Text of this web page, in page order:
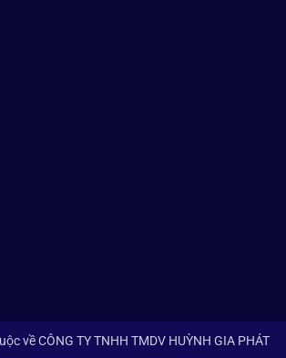
về CÔNG TY TNHH TMDV HUỲNH GIA PHÁT